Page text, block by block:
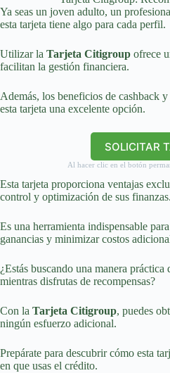
Ya seas un joven adulto, un
esta tarjeta tiene algo para cada perfil.
Utilizar la Tarjeta Citigroup ofrece
facilitan la gestión financiera.
Además, los beneficios de cashback
esta tarjeta una excelente opción.
SOLICITAR
Al hacer clic en el botón
Esta tarjeta proporciona ventajas
control y optimización de sus finanzas.
Es una herramienta indispensable
ganancias y minimizar costos
¿Estás buscando una manera práctica
mientras disfrutas de recompensas?
Con la Tarjeta Citigroup, puedes
ningún esfuerzo adicional.
Prepárate para descubrir cómo esta
en que usas el crédito.